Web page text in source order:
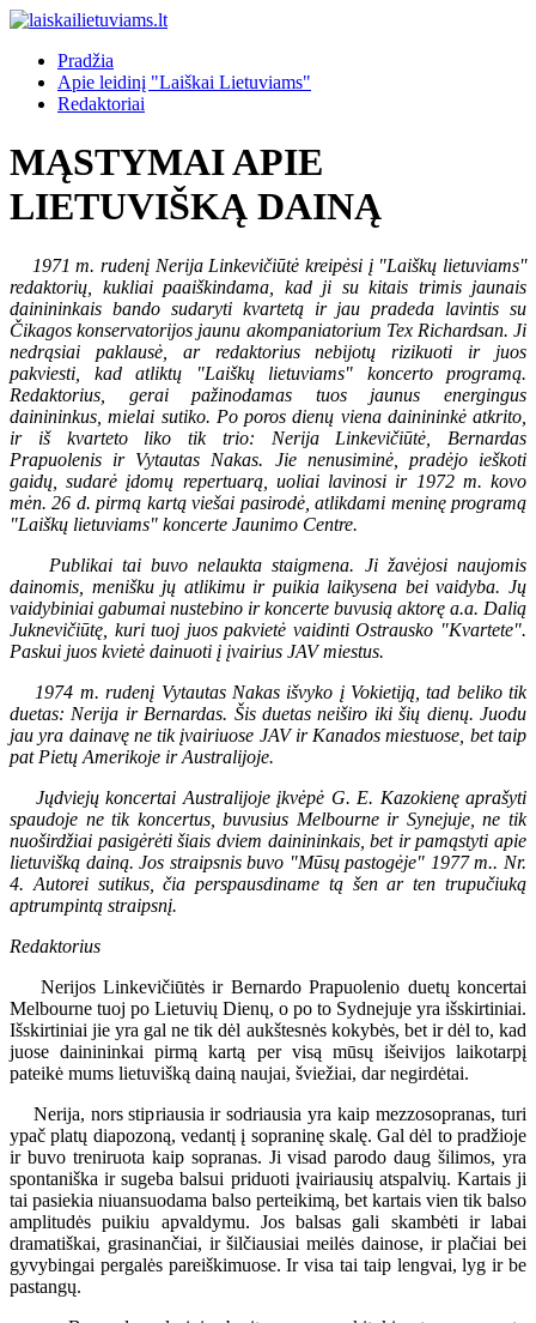
Pradžia
Apie leidinį "Laiškai Lietuviams"
Redaktoriai
MĄSTYMAI APIE
LIETUVIŠKĄ DAINĄ
1971 m. rudenį Nerija Linkevičiūtė kreipėsi į "Laiškų lietuviams''
redaktorių, kukliai paaiškindama, kad ji su kitais trimis jaunais
dainininkais bando sudaryti kvartetą ir jau pradeda lavintis su
Čikagos konservatorijos jaunu akompaniatorium Tex Richardsan. Ji
nedrąsiai paklausė, ar redaktorius nebijotų rizikuoti ir juos
pakviesti, kad atliktų "Laiškų lietuviams" koncerto programą.
Redaktorius, gerai pažinodamas tuos jaunus energingus
dainininkus, mielai sutiko. Po poros dienų viena dainininkė atkrito,
ir iš kvarteto liko tik trio: Nerija Linkevičiūtė, Bernardas
Prapuolenis ir Vytautas Nakas. Jie nenusiminė, pradėjo ieškoti
gaidų, sudarė įdomų repertuarą, uoliai lavinosi ir 1972 m. kovo
mėn. 26 d. pirmą kartą viešai pasirodė, atlikdami meninę programą
"Laiškų lietuviams" koncerte Jaunimo Centre.
Publikai tai buvo nelaukta staigmena. Ji žavėjosi naujomis
dainomis, menišku jų atlikimu ir puikia laikysena bei vaidyba. Jų
vaidybiniai gabumai nustebino ir koncerte buvusią aktorę a.a. Dalią
Juknevičiūtę, kuri tuoj juos pakvietė vaidinti Ostrausko "Kvartete".
Paskui juos kvietė dainuoti į įvairius JAV miestus.
1974 m. rudenį Vytautas Nakas išvyko į Vokietiją, tad beliko tik
duetas: Nerija ir Bernardas. Šis duetas neiširo iki šių dienų. Juodu
jau yra dainavę ne tik įvairiuose JAV ir Kanados miestuose, bet taip
pat Pietų Amerikoje ir Australijoje.
Jųdviejų koncertai Australijoje įkvėpė G. E. Kazokienę aprašyti
spaudoje ne tik koncertus, buvusius Melbourne ir Synejuje, ne tik
nuoširdžiai pasigėrėti šiais dviem dainininkais, bet ir pamąstyti apie
lietuvišką dainą. Jos straipsnis buvo "Mūsų pastogėje" 1977 m.. Nr.
4. Autorei sutikus, čia perspausdiname tą šen ar ten trupučiuką
aptrumpintą straipsnį.
Redaktorius
Nerijos Linkevičiūtės ir Bernardo Prapuolenio duetų koncertai
Melbourne tuoj po Lietuvių Dienų, o po to Sydnejuje yra išskirtiniai.
Išskirtiniai jie yra gal ne tik dėl aukštesnės kokybės, bet ir dėl to, kad
juose dainininkai pirmą kartą per visą mūsų išeivijos laikotarpį
pateikė mums lietuvišką dainą naujai, šviežiai, dar negirdėtai.
Nerija, nors stipriausia ir sodriausia yra kaip mezzosopranas, turi
ypač platų diapozoną, vedantį į sopraninę skalę. Gal dėl to pradžioje
ir buvo treniruota kaip sopranas. Ji visad parodo daug šilimos, yra
spontaniška ir sugeba balsui priduoti įvairiausių atspalvių. Kartais ji
tai pasiekia niuansuodama balso perteikimą, bet kartais vien tik balso
amplitudės puikiu apvaldymu. Jos balsas gali skambėti ir labai
dramatiškai, grasinančiai, ir šilčiausiai meilės dainose, ir plačiai bei
gyvybingai pergalės pareiškimuose. Ir visa tai taip lengvai, lyg ir be
pastangų.